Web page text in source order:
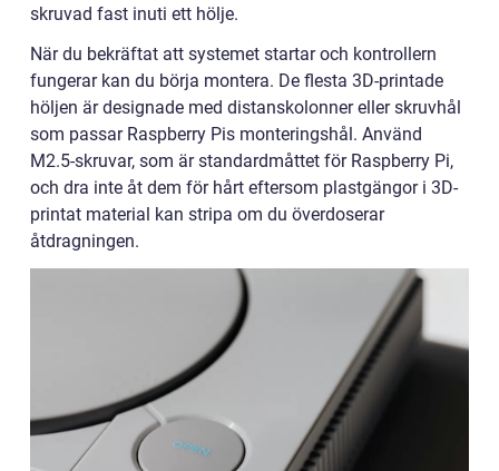
skruvad fast inuti ett hölje.
När du bekräftat att systemet startar och kontrollern
fungerar kan du börja montera. De flesta 3D-printade
höljen är designade med distanskolonner eller skruvhål
som passar Raspberry Pis monteringshål. Använd
M2.5-skruvar, som är standardmåttet för Raspberry Pi,
och dra inte åt dem för hårt eftersom plastgängor i 3D-
printat material kan stripa om du överdoserar
åtdragningen.